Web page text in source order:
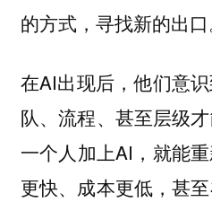
的方式，寻找新的出口
在AI出现后，他们意
队、流程、甚至层级
一个人加上AI，就能
更快、成本更低，甚